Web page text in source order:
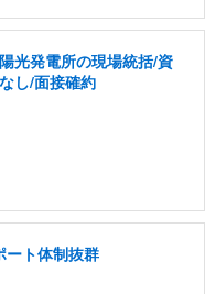
光発電所の現場統括/資
し/面接確約
ート体制抜群